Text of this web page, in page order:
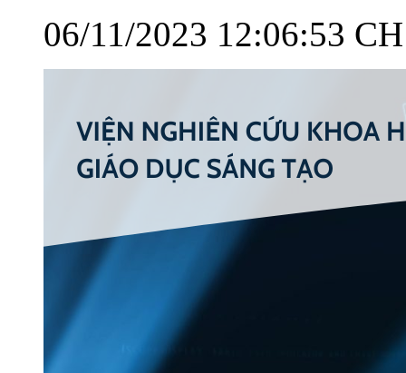
06/11/2023 12:06:53 CH